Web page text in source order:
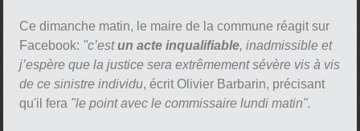
Ce dimanche matin, le maire de la commune réagit sur
Facebook: "c’estun acte inqualifiable, inadmissible et
j’espère que la justice sera extrêmement sévère vis à vis
de ce sinistre individu, écrit Olivier Barbarin, précisant
qu'il fera "le point avec le commissaire lundi matin".